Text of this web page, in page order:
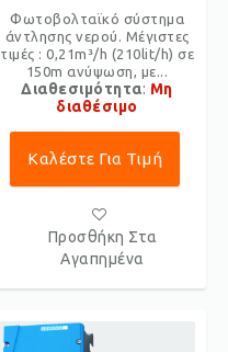
Φωτοβολταϊκό σύστημα
άντλησης νερού. Μέγιστες
τιμές : 0,21m³/h (210lit/h) σε
150m ανύψωση, με...
Διαθεσιμότητα: Μη
διαθέσιμο
Καλέστε Για Τιμή
Προσθήκη Στα
Αγαπημένα